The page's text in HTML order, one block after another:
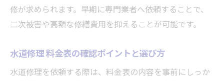
修が求められます。早期に専門業者へ依頼することで、
二次被害や高額な修繕費用を抑えることが可能です。
水道修理 料金表の確認ポイントと選び方
水道修理を依頼する際は、料金表の内容を事前にしっか